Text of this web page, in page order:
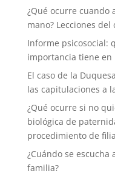
¿Qué ocurre cuando
mano? Lecciones del
Informe psicosocial:
importancia tiene
El caso de la
las capitulaciones a
¿Qué ocurre si no
biológica de
procedimiento de
¿Cuándo se
familia?